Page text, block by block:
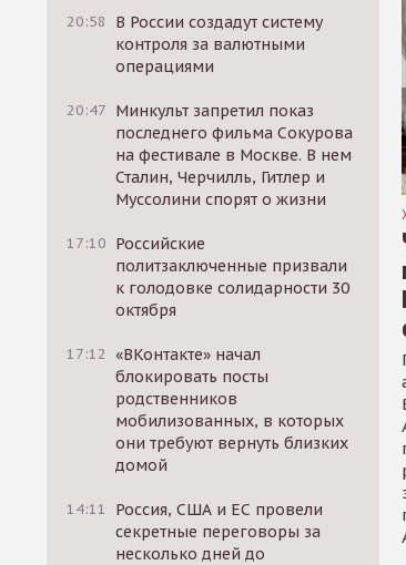
20:58
В России создадут систему
контроля за валютными
операциями
20:47 Минкульт запретил показ
последнего фильма Сокурова
на фестивале в Москве. В нем
Сталин, Черчилль, Гитлер и
Муссолини спорят о жизни
17:10 Российские
политзаключенные призвали
к голодовке солидарности 30
октября
17:12 «ВКонтакте» начал
блокировать посты
родственников
мобилизованных, в которых
они требуют вернуть близких
домой
14:11
Россия, США и ЕС провели
секретные переговоры за
несколько дней до